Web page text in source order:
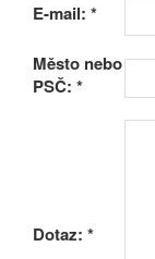
E-mail: *
Město nebo
PSČ: *
Dotaz: *